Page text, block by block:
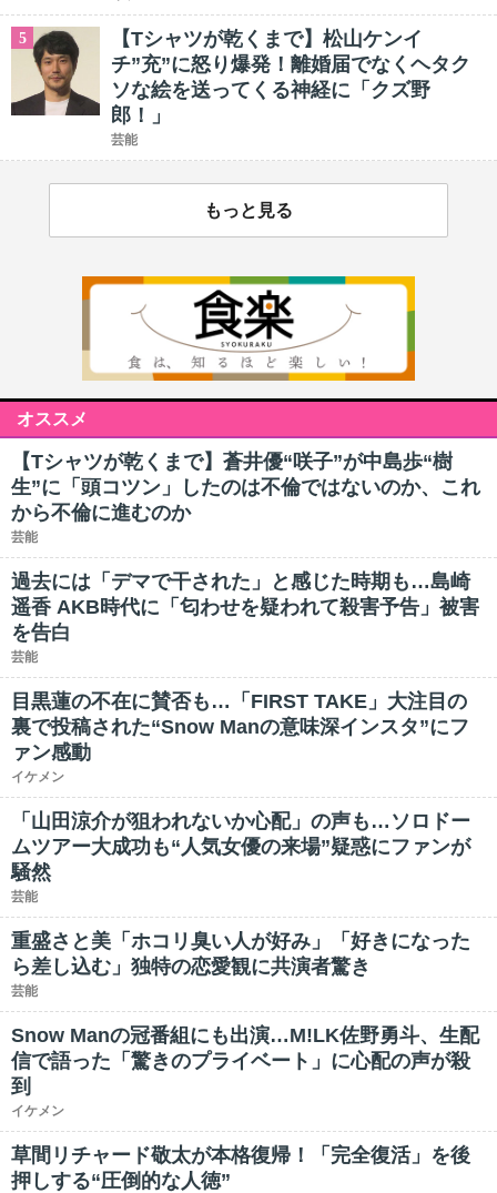
5
【Tシャツが乾くまで】松山ケンイ
チ”充”に怒り爆発！離婚届でなくヘタク
ソな絵を送ってくる神経に「クズ野
郎！」
芸能
もっと見る
オススメ
【Tシャツが乾くまで】蒼井優“咲子”が中島歩“樹
生”に「頭コツン」したのは不倫ではないのか、これ
から不倫に進むのか
芸能
過去には「デマで干された」と感じた時期も…島崎
遥香 AKB時代に「匂わせを疑われて殺害予告」被害
を告白
芸能
目黒蓮の不在に賛否も…「FIRST TAKE」大注目の
裏で投稿された“Snow Manの意味深インスタ”にフ
ァン感動
イケメン
「山田涼介が狙われないか心配」の声も…ソロドー
ムツアー大成功も“人気女優の来場”疑惑にファンが
騒然
芸能
重盛さと美「ホコリ臭い人が好み」「好きになった
ら差し込む」独特の恋愛観に共演者驚き
芸能
Snow Manの冠番組にも出演…M!LK佐野勇斗、生配
信で語った「驚きのプライベート」に心配の声が殺
到
イケメン
草間リチャード敬太が本格復帰！「完全復活」を後
押しする“圧倒的な人徳”